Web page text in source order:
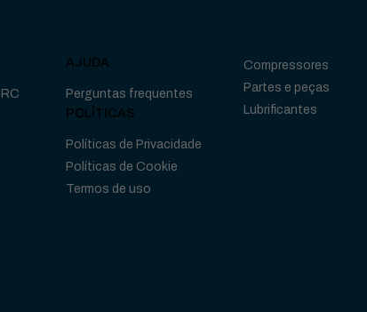
AJUDA
Perguntas frequentes
POLÍTICAS
Políticas de Privacidade
Políticas de Cookie
Termos de uso
Compressores
Partes e peças
Lubrificantes